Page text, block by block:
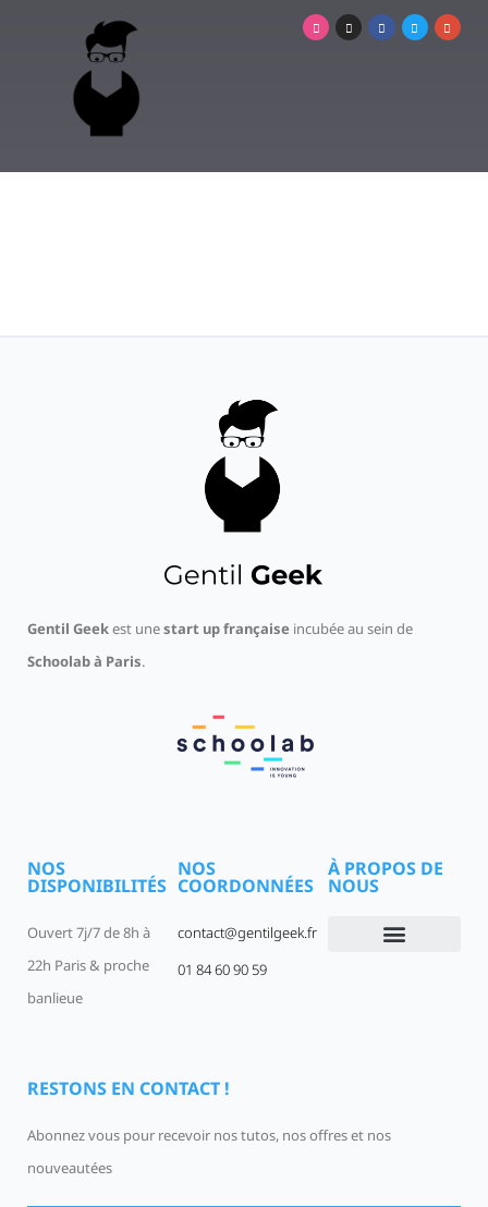
Gentil Geekest unestart up française incubée au sein de
Schoolab à Paris.
NOS
DISPONIBILITÉS
Ouvert 7j/7 de 8h à
22h Paris & proche
banlieue
NOS
COORDONNÉES
contact@gentilgeek.fr
01 84 60 90 59
À PROPOS DE
NOUS
RESTONS EN CONTACT !
Abonnez vous pour recevoir nos tutos, nos offres et nos
nouveautées